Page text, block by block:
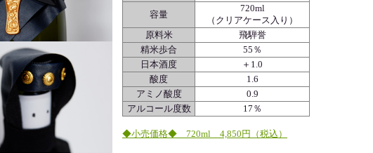
容量
720ml
（クリアケース入り）
原料米
飛騨誉
精米歩合
55％
日本酒度
＋1.0
酸度
1.6
アミノ酸度
0.9
アルコール度数
17％
◆小売価格◆ 720ml 4,850円（税込）